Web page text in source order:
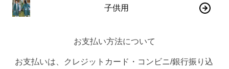
子供用
お支払い方法について
お支払いは、クレジットカード・コンビニ/銀行振り込